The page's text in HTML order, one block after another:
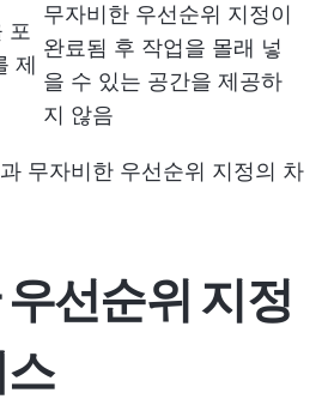
포
제
무자비한 우선순위 지정이
완료됨 후 작업을 몰래 넣
을 수 있는 공간을 제공하
지 않음
무자비한 우선순위 지정의 차
선순위 지정